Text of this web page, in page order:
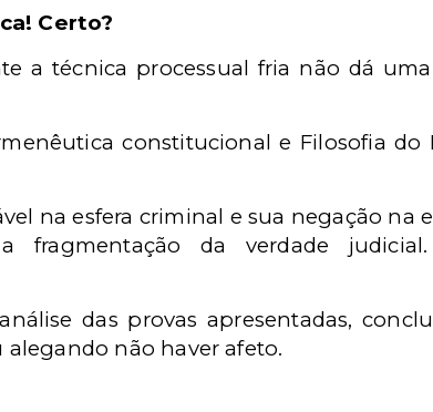
Certo?
a técnica processual fria não dá
constitucional e Filosofia
na esfera criminal e sua negação na
fragmentação da verdade
das provas apresentadas,
não haver afeto.